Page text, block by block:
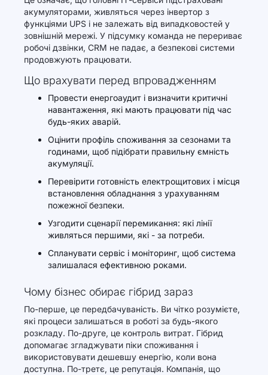
акумуляторами, живляться через інвертор з
функціями UPS і не залежать від випадковостей у
зовнішній мережі. У підсумку команда не перериває
робочі дзвінки, CRM не падає, а безпекові системи
продовжують працювати.
Що врахувати перед впровадженням
Провести енергоаудит і визначити критичні
навантаження, які мають працювати під час
будь-яких аварій.
Оцінити профіль споживання за сезонами та
годинами, щоб підібрати правильну ємність
акумуляції.
Перевірити готовність електрощитових і місця
встановлення обладнання з урахуванням
пожежної безпеки.
Узгодити сценарії перемикання: які лінії
живляться першими, які - за потреби.
Спланувати сервіс і моніторинг, щоб система
залишалася ефективною роками.
Чому бізнес обирає гібрид зараз
По-перше, це передбачуваність. Ви чітко розумієте,
які процеси залишаться в роботі за будь-якого
розкладу. По-друге, це контроль витрат. Гібрид
допомагає згладжувати піки споживання і
використовувати дешевшу енергію, коли вона
доступна. По-третє, це репутація. Компанія, що